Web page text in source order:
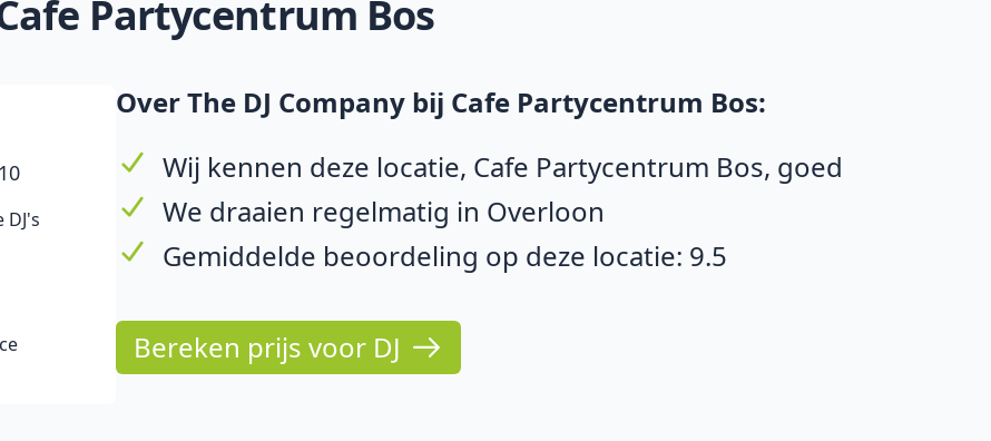
Partycentrum Bos
Over The DJ Company bij Cafe Partycentrum Bos:
Wij kennen deze locatie, Cafe Partycentrum Bos, goed
We draaien regelmatig in Overloon
Gemiddelde beoordeling op deze locatie: 9.5
Bereken prijs voor DJ